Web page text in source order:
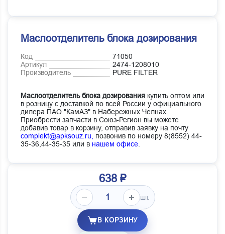
Маслоотделитель блока дозирования
Код
71050
Артикул
2474-1208010
Производитель
PURE FILTER
Маслоотделитель блока дозирования купить оптом или
в розницу с доставкой по всей России у официального
дилера ПАО "КамАЗ" в Набережных Челнах.
Приобрести запчасти в Союз-Регион вы можете
добавив товар в корзину, отправив заявку на почту
complekt@apksouz.ru,
позвонив по номеру 8(8552) 44-
35-36,44-35-35 или в нашем офисе
638 ₽
шт.
В КОРЗИНУ